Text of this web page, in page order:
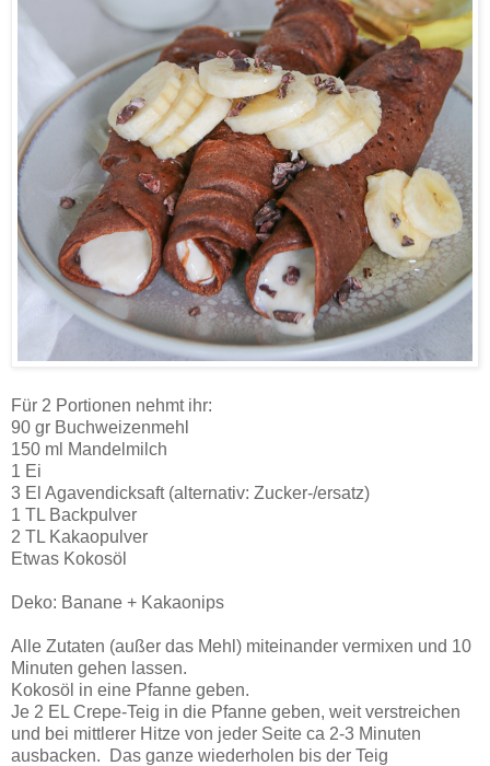
Für 2 Portionen nehmt ihr:
90 gr Buchweizenmehl
150 ml Mandelmilch
1 Ei
3 El Agavendicksaft (alternativ: Zucker-/ersatz)
1 TL Backpulver
2 TL Kakaopulver
Etwas Kokosöl
Deko: Banane + Kakaonips
Alle Zutaten (außer das Mehl) miteinander vermixen und 10
Minuten gehen lassen.
Kokosöl in eine Pfanne geben.
Je 2 EL Crepe-Teig in die Pfanne geben, weit verstreichen
und bei mittlerer Hitze von jeder Seite ca 2-3 Minuten
ausbacken. Das ganze wiederholen bis der Teig